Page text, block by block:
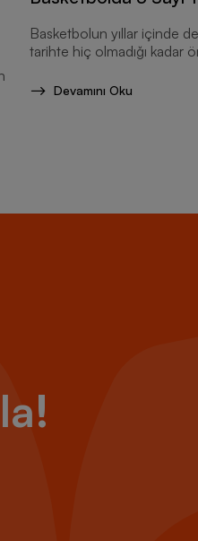
Basketbolun yıllar içinde
tarihte hiç olmadığı kadar
Devamını Oku